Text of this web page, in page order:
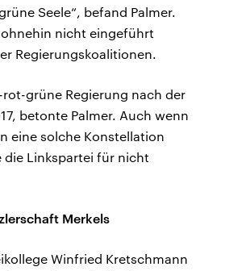
Seele“, befand Palmer.
ohnehin nicht eingeführt
Regierungskoalitionen.
grüne Regierung nach der
betonte Palmer. Auch wenn
eine solche Konstellation
die Linkspartei für nicht
Merkels
Winfried Kretschmann